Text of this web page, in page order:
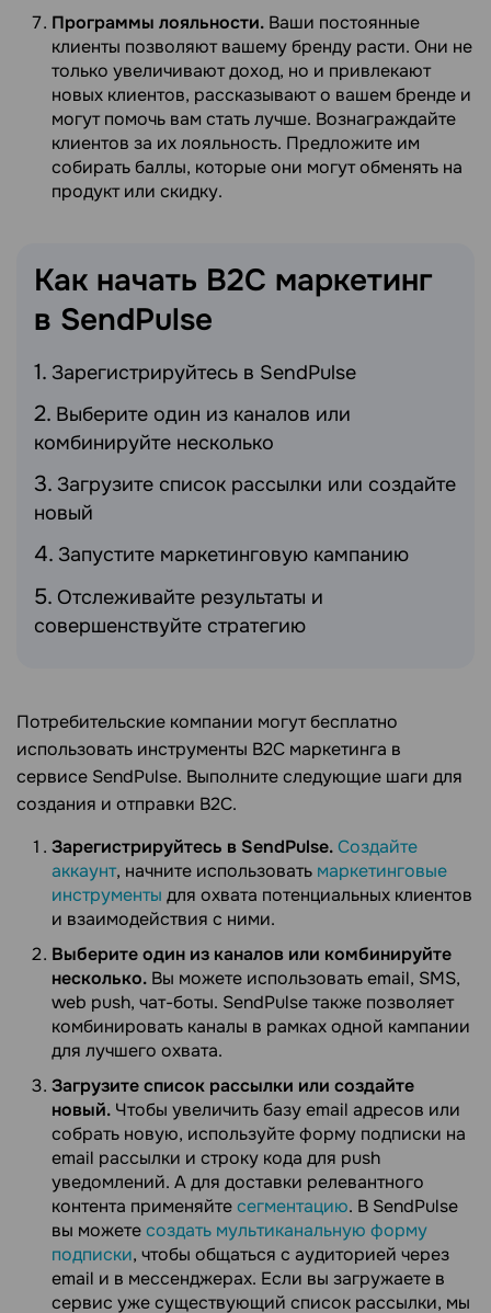
Программы лояльности. Ваши постоянные
клиенты позволяют вашему бренду расти. Они не
только увеличивают доход, но и привлекают
новых клиентов, рассказывают о вашем бренде и
могут помочь вам стать лучше. Вознаграждайте
клиентов за их лояльность. Предложите им
собирать баллы, которые они могут обменять на
продукт или скидку.
Как начать B2C маркетинг
в SendPulse
Зарегистрируйтесь в SendPulse
Выберите один из каналов или
комбинируйте несколько
Загрузите список рассылки или создайте
новый
Запустите маркетинговую кампанию
Отслеживайте результаты и
совершенствуйте стратегию
Потребительские компании могут бесплатно
использовать инструменты B2C маркетинга в
сервисе SendPulse. Выполните следующие шаги для
создания и отправки B2C.
Зарегистрируйтесь в SendPulse.Создайте
аккаунт, начните использовать маркетинговые
инструменты для охвата потенциальных клиентов
и взаимодействия с ними.
Выберите один из каналов или комбинируйте
несколько. Вы можете использовать email, SMS,
web push, чат-боты. SendPulse также позволяет
комбинировать каналы в рамках одной кампании
для лучшего охвата.
Загрузите список рассылки или создайте
новый. Чтобы увеличить базу email адресов или
собрать новую, используйте форму подписки на
email рассылки и строку кода для push
уведомлений. А для доставки релевантного
контента применяйтесегментацию. В SendPulse
вы можетесоздать мультиканальную форму
подписки, чтобы общаться с аудиторией через
email и в мессенджерах. Если вы загружаете в
сервис уже существующий список рассылки, мы